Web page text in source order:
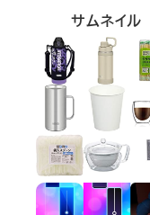
サムネイル